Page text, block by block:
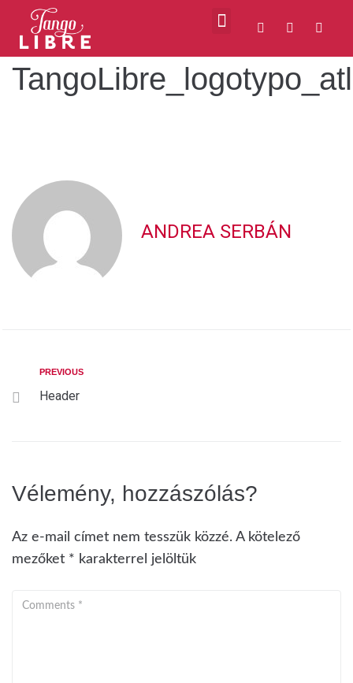
ANDREA SERBÁN
PREVIOUS
Header
Vélemény, hozzászólás?
Az e-mail címet nem tesszük közzé. A kötelező
mezőket * karakterrel jelöltük